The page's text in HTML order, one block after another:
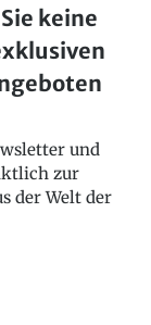
keine
und
zur
der Welt der